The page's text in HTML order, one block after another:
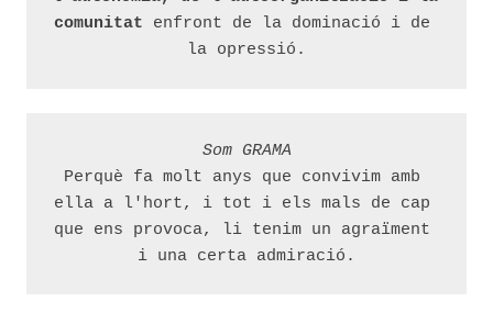
comunitat enfront de la dominació i de
la opressió.
Som GRAMA
Perquè fa molt anys que convivim amb
ella a l'hort, i tot i els mals de cap
que ens provoca, li tenim un agraïment
i una certa admiració.